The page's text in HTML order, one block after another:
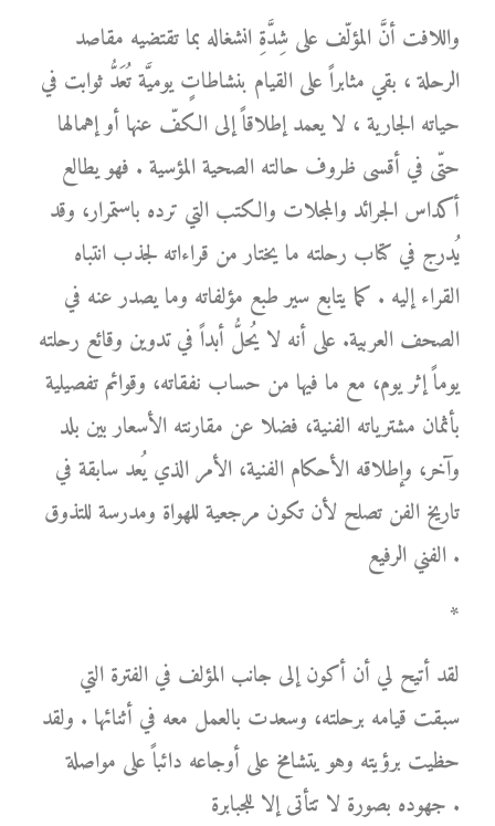
واللافت أنَّ المؤلّف على شِدَّةِ انشغاله بما تقتضيه مقاصد
الرحلة ، بقي مثابراً على القيام بنشاطاتٍ يوميَّة تُعَدُّ ثوابت في
حياته الجارية ، لا يعمد إطلاقاً إلى الكفّ عنها أو إهمالها
حتّى في أقسى ظروف حالته الصحية المؤسية . فهو يطالع
أكداس الجرائد والمجلات والكتب التي ترده باستمرار، وقد
يُدرج في كتاب رحلته ما يختار من قراءاته لجذب انتباه
القراء إليه . كما يتابع سير طبع مؤلفاته وما يصدر عنه في
الصحف العربية. على أنه لا يُحلُّ أبداً في تدوين وقائع رحلته
يوماً إثر يوم، مع ما فيها من حساب نفقاته، وقوائم تفصيلية
بأثمان مشترياته الفنية، فضلا عن مقارنته الأسعار بين بلد
وآخر، وإطلاقه الأحكام الفنية، الأمر الذي يُعد سابقة في
تاريخ الفن تصلح لأن تكون مرجعية للهواة ومدرسة للتذوق
الفني الرفيع .
*
لقد أتيح لي أن أكون إلى جانب المؤلف في الفترة التي
سبقت قيامه برحلته، وسعدت بالعمل معه في أثنائها . ولقد
حظيت برؤيته وهو يتشامخ على أوجاعه دائباً على مواصلة
جهوده بصورة لا تتأتى إلا للجبابرة .